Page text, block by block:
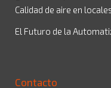
Calidad de aire en
El Futuro de la
Contacto